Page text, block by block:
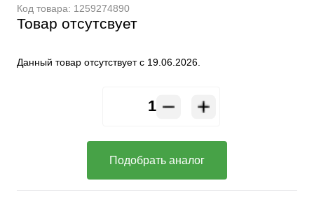
Код товара: 1259274890
Товар отсутсвует
Данный товар отсутствует с 19.06.2026.
Подобрать аналог